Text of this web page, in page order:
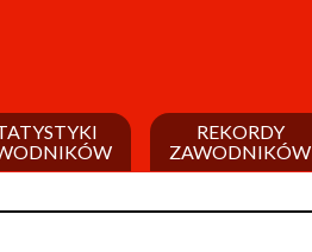
REKORDY
ZAWODNIKÓW